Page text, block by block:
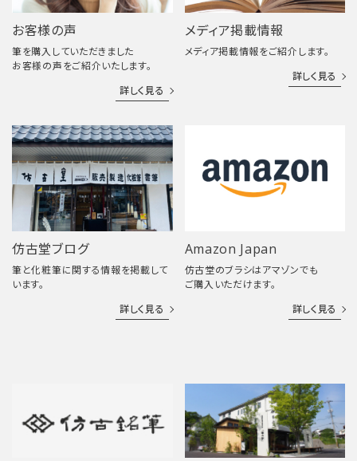
お客様の声
筆を購入していただきました
お客様の声をご紹介いたします。
詳しく見る
メディア掲載情報
メディア掲載情報をご紹介します。
詳しく見る
仿古堂ブログ
筆と化粧筆に関する情報を掲載して
います。
詳しく見る
Amazon Japan
仿古堂のブラシはアマゾンでも
ご購入いただけます。
詳しく見る